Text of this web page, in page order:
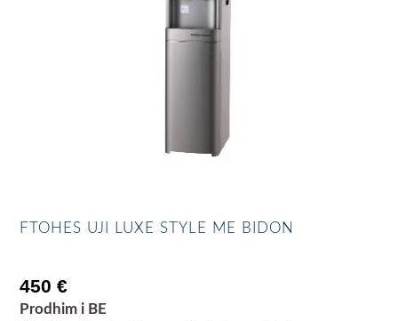
FTOHES UJI LUXE STYLE ME BIDON
450€
Prodhim i BE